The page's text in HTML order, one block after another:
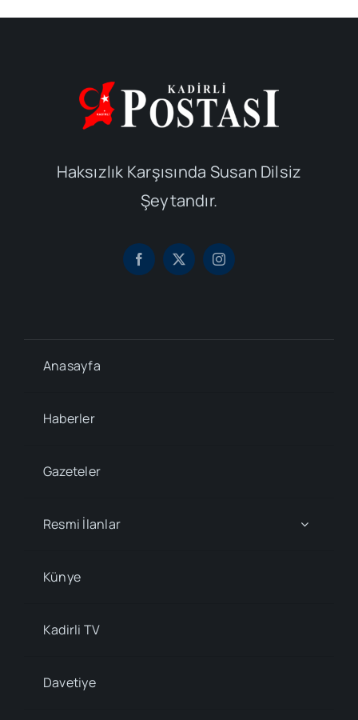
Haksızlık Karşısında Susan Dilsiz
Şeytandır.
Anasayfa
Haberler
Gazeteler
Resmi İlanlar
Künye
Kadirli TV
Davetiye